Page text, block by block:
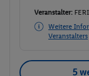
Veranstalter:
Weitere
Veranstalters
5